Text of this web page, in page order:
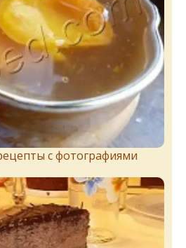
с фотографиями